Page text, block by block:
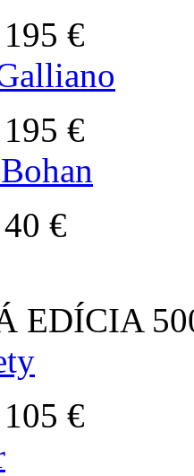
195 €
195 €
40 €
EDÍCIA
105 €